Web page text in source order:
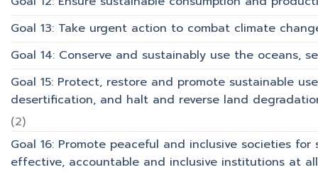
Goal 13: Take urgent action to combat climate
Goal 14: Conserve and sustainably use the oceans,
Goal 15: Protect, restore and promote sustainable
desertification, and halt and reverse land
(2)
Goal 16: Promote peaceful and inclusive societies
effective, accountable and inclusive institutions at all